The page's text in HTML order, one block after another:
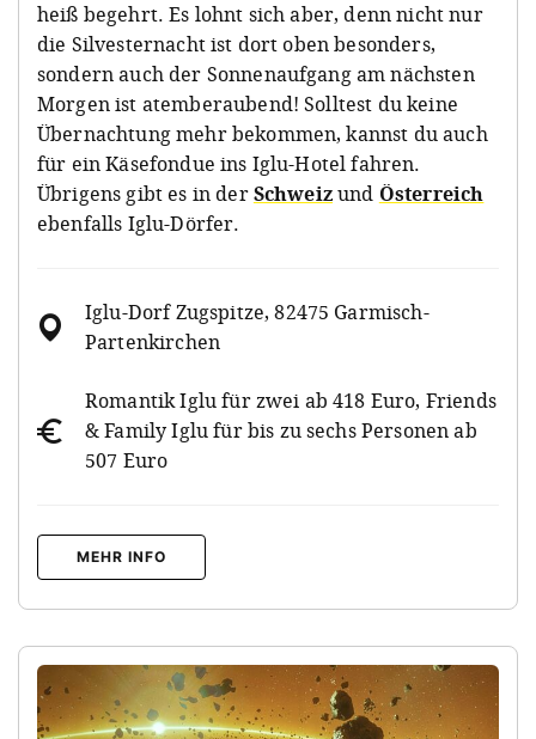
heiß begehrt. Es lohnt sich aber, denn nicht nur
die Silvesternacht ist dort oben besonders,
sondern auch der Sonnenaufgang am nächsten
Morgen ist atemberaubend! Solltest du keine
Übernachtung mehr bekommen, kannst du auch
für ein Käsefondue ins Iglu-Hotel fahren.
Übrigens gibt es in derSchweizund Österreich
ebenfalls Iglu-Dörfer.
Iglu-Dorf Zugspitze, 82475 Garmisch-
Partenkirchen
Romantik Iglu für zwei ab 418 Euro, Friends
& Family Iglu für bis zu sechs Personen ab
507 Euro
MEHR INFO